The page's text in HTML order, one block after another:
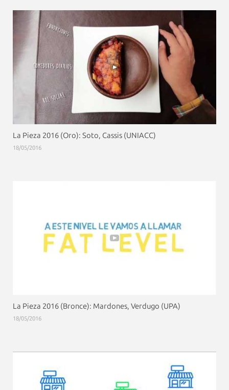
La Pieza 2016 (Oro): Soto, Cassis (UNIACC)
18/05/2016
La Pieza 2016 (Bronce): Mardones, Verdugo (UPA)
18/05/2016